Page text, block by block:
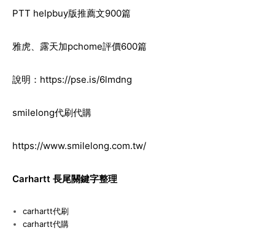
PTT helpbuy版推薦文900篇
雅虎、露天加pchome評價600篇
說明： https://pse.is/6lmdng
smilelong代刷代購
https://www.smilelong.com.tw/
Carhartt 長尾關鍵字整理
carhartt代刷
carhartt代購